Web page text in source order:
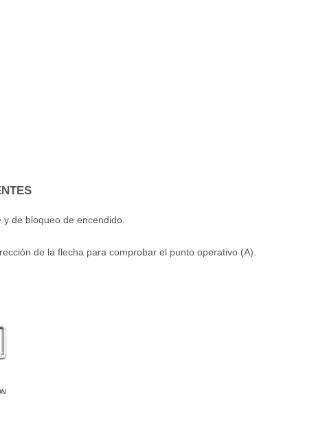
de bloqueo de encendido.
de la flecha para comprobar el punto operativo (A).